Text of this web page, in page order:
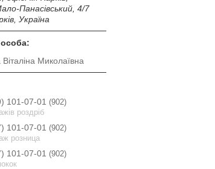
Панасівський, 4/7
Україна
Віталіна Миколаївна
101-07-01
902
роздріб
101-07-01
902
розница
101-07-01
902